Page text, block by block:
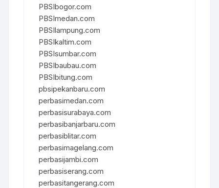
PBSIbogor.com
PBSImedan.com
PBSIlampung.com
PBSIkaltim.com
PBSIsumbar.com
PBSIbaubau.com
PBSIbitung.com
pbsipekanbaru.com
perbasimedan.com
perbasisurabaya.com
perbasibanjarbaru.com
perbasiblitar.com
perbasimagelang.com
perbasijambi.com
perbasiserang.com
perbasitangerang.com